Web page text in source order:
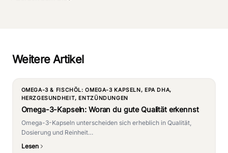
Weitere Artikel
OMEGA-3 & FISCHÖL: OMEGA-3 KAPSELN, EPA DHA,
HERZGESUNDHEIT, ENTZÜNDUNGEN
Omega-3-Kapseln: Woran du gute Qualität erkennst
Omega-3-Kapseln unterscheiden sich erheblich in Qualität,
Dosierung und Reinheit…
Lesen